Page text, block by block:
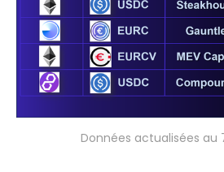
Données actualisées au